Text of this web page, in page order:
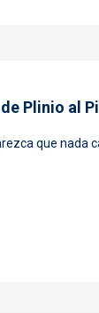
Plinio al
que nada